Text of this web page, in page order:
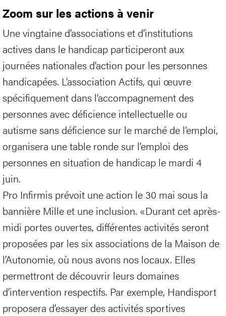
Zoom sur les actions à venir
Une vingtaine d’associations et d’institutions
actives dans le handicap participeront aux
journées nationales d’action pour les personnes
handicapées. L’association Actifs, qui œuvre
spécifiquement dans l’accompagnement des
personnes avec déficience intellectuelle ou
autisme sans déficience sur le marché de l’emploi,
organisera une table ronde sur l’emploi des
personnes en situation de handicap le mardi 4
juin.
Pro Infirmis prévoit une action le 30 mai sous la
bannière Mille et une inclusion. «Durant cet après-
midi portes ouvertes, différentes activités seront
proposées par les six associations de la Maison de
l’Autonomie, où nous avons nos locaux. Elles
permettront de découvrir leurs domaines
d’intervention respectifs. Par exemple, Handisport
proposera d’essayer des activités sportives